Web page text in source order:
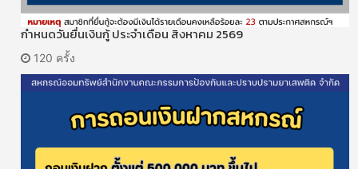
กำหนดวันยื่นเงินกู้ ประจำเดือน สิงหาคม 2569
120 ครั้ง